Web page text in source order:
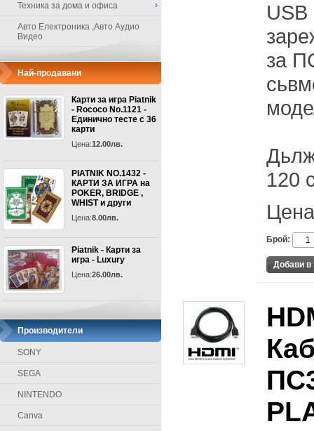
Техника за дома и офиса
Авто Електроника ,Авто Аудио
Видео
Най-продавани
Карти за игра Piatnik
- Rococo No.1121 -
Единично тесте с 36
карти
Цена:12.00лв.
PIATNIK NO.1432 -
КАРТИ ЗА ИГРА на
POKER, BRIDGE ,
WHIST и други
Цена:8.00лв.
Piatnik - Карти за
игра - Luxury
Цена:26.00лв.
Производители
SONY
SEGA
NINTENDO
Canva
USB
за
120
Брой: